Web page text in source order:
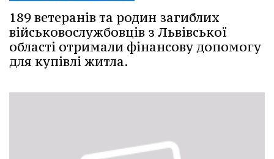
189 ветеранів та родин загиблих
військовослужбовців з Львівської
області отримали фінансову допомогу
для купівлі житла.